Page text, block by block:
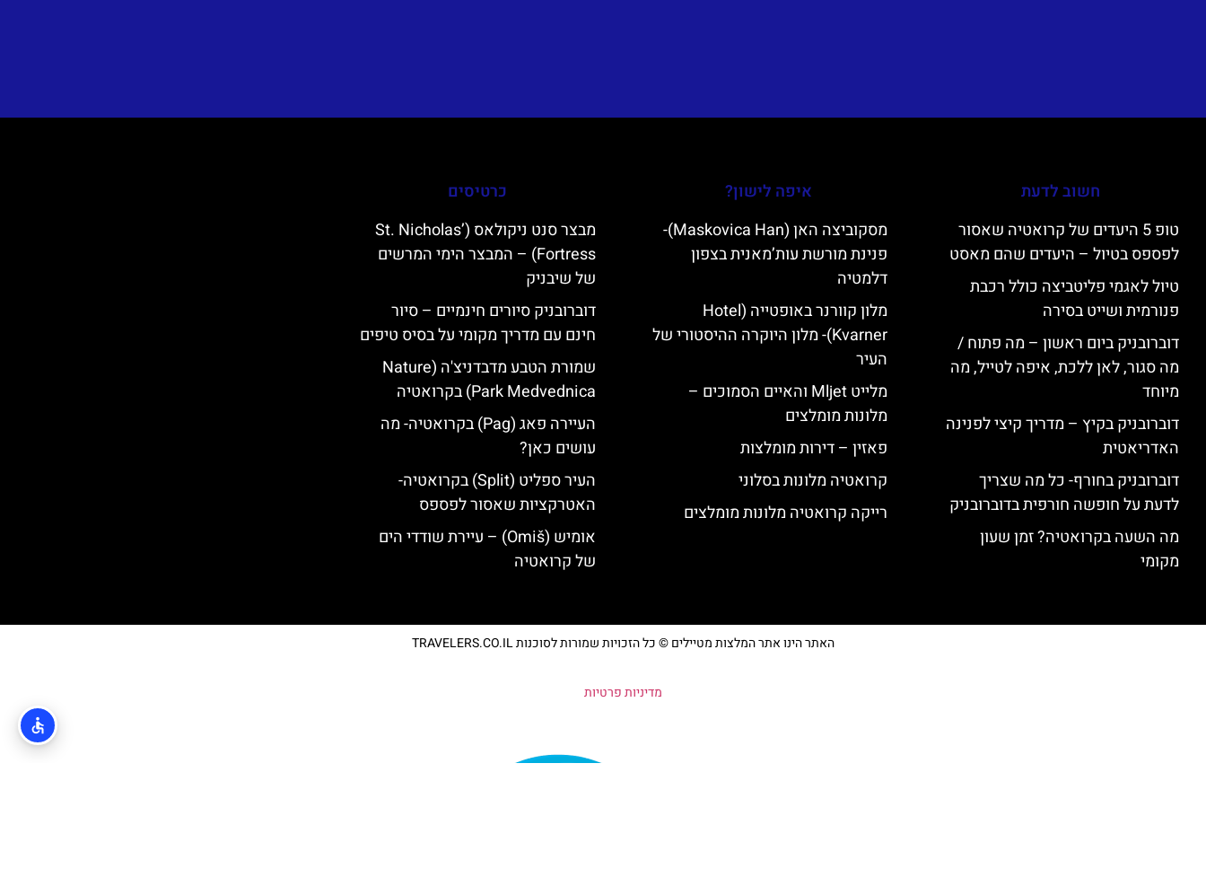
חשוב לדעת
טופ 5 היעדים של קרואטיה שאסור
לפספס בטיול – היעדים שהם מאסט
טיול לאגמי פליטביצה כולל רכבת
פנורמית ושייט בסירה
דוברובניק ביום ראשון – מה פתוח /
מה סגור, לאן ללכת, איפה לטייל, מה
מיוחד
דוברובניק בקיץ – מדריך קיצי לפנינה
האדריאטית
דוברובניק בחורף- כל מה שצריך
לדעת על חופשה חורפית בדוברובניק
מה השעה בקרואטיה? זמן שעון
מקומי
איפה לישון?
מסקוביצה האן (Maskovica Han)-
פנינת מורשת עות’מאנית בצפון
דלמטיה
מלון קוורנר באופטייה (Hotel
Kvarner)- מלון היוקרה ההיסטורי של
העיר
מלייט Mljet והאיים הסמוכים –
מלונות מומלצים
פאזין – דירות מומלצות
קרואטיה מלונות בסלוני
רייקה קרואטיה מלונות מומלצים
כרטיסים
מבצר סנט ניקולאס (St. Nicholas’
Fortress) – המבצר הימי המרשים
של שיבניק
דוברובניק סיורים חינמיים – סיור
חינם עם מדריך מקומי על בסיס טיפים
שמורת הטבע מדבדניצ'ה (Nature
Park Medvednica) בקרואטיה
העיירה פאג (Pag) בקרואטיה- מה
עושים כאן?
העיר ספליט (Split) בקרואטיה-
האטרקציות שאסור לפספס
אומיש (Omiš) – עיירת שודדי הים
של קרואטיה
האתר הינו אתר המלצות מטיילים © כל הזכויות שמורות לסוכנות TRAVELERS.CO.IL
מדיניות פרטיות